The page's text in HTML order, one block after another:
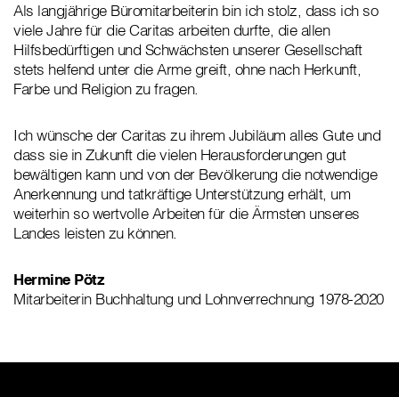
Als langjährige Büromitarbeiterin bin ich stolz, dass ich so
viele Jahre für die Caritas arbeiten durfte, die allen
Hilfsbedürftigen und Schwächsten unserer Gesellschaft
stets helfend unter die Arme greift, ohne nach Herkunft,
Farbe und Religion zu fragen.
Ich wünsche der Caritas zu ihrem Jubiläum alles Gute und
dass sie in Zukunft die vielen Herausforderungen gut
bewältigen kann und von der Bevölkerung die notwendige
Anerkennung und tatkräftige Unterstützung erhält, um
weiterhin so wertvolle Arbeiten für die Ärmsten unseres
Landes leisten zu können.
Hermine Pötz
Mitarbeiterin Buchhaltung und Lohnverrechnung 1978-2020